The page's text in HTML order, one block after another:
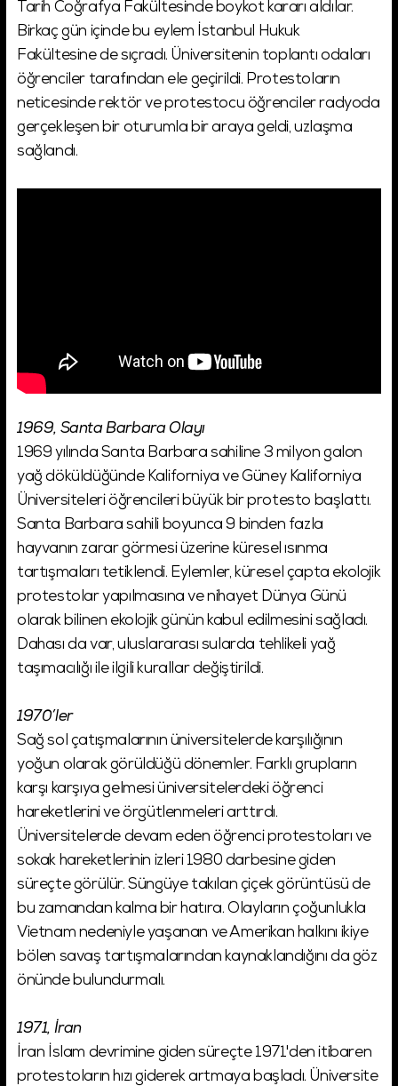
Tarih Coğrafya Fakültesinde boykot kararı aldılar.
Birkaç gün içinde bu eylem İstanbul Hukuk
Fakültesine de sıçradı. Üniversitenin toplantı odaları
öğrenciler tarafından ele geçirildi. Protestoların
neticesinde rektör ve protestocu öğrenciler radyoda
gerçekleşen bir oturumla bir araya geldi, uzlaşma
sağlandı.
1969, Santa Barbara Olayı
1969 yılında Santa Barbara sahiline 3 milyon galon
yağ döküldüğünde Kaliforniya ve Güney Kaliforniya
Üniversiteleri öğrencileri büyük bir protesto başlattı.
Santa Barbara sahili boyunca 9 binden fazla
hayvanın zarar görmesi üzerine küresel ısınma
tartışmaları tetiklendi. Eylemler, küresel çapta ekolojik
protestolar yapılmasına ve nihayet Dünya Günü
olarak bilinen ekolojik günün kabul edilmesini sağladı.
Dahası da var, uluslararası sularda tehlikeli yağ
taşımacılığı ile ilgili kurallar değiştirildi.
1970’ler
Sağ sol çatışmalarının üniversitelerde karşılığının
yoğun olarak görüldüğü dönemler. Farklı grupların
karşı karşıya gelmesi üniversitelerdeki öğrenci
hareketlerini ve örgütlenmeleri arttırdı.
Üniversitelerde devam eden öğrenci protestoları ve
sokak hareketlerinin izleri 1980 darbesine giden
süreçte görülür. Süngüye takılan çiçek görüntüsü de
bu zamandan kalma bir hatıra. Olayların çoğunlukla
Vietnam nedeniyle yaşanan ve Amerikan halkını ikiye
bölen savaş tartışmalarından kaynaklandığını da göz
önünde bulundurmalı.
1971, İran
İran İslam devrimine giden süreçte 1971'den itibaren
protestoların hızı giderek artmaya başladı. Üniversite